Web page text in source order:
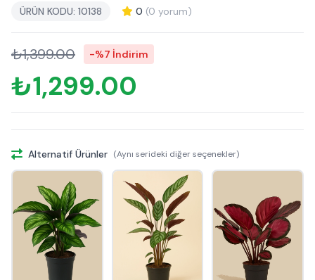
ÜRÜN KODU: 10138 0 (0 yorum)
₺1,399.00 -%7 İndirim
₺1,299.00
Alternatif Ürünler (Aynı serideki diğer seçenekler)